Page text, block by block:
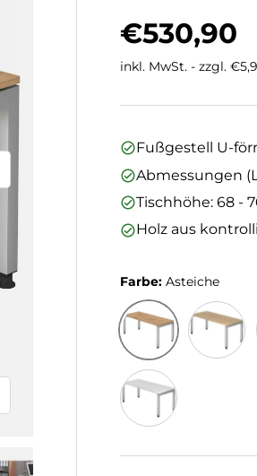
Normaler
€530,90
inkl. MwSt. - zzgl.
Fußgestell U-
Abmessungen
Tischhöhe: 68 -
Holz aus
Farbe:Asteiche
Asteiche